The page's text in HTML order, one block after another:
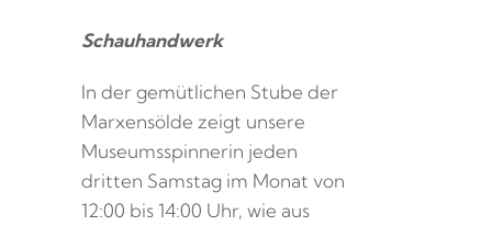
Schauhandwerk
In der gemütlichen Stube der
Marxensölde zeigt unsere
Museumsspinnerin jeden
dritten Samstag im Monat von
12:00 bis 14:00 Uhr, wie aus